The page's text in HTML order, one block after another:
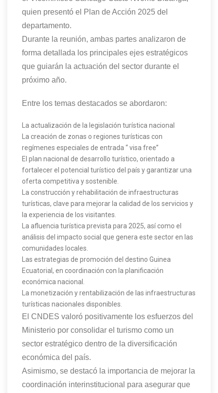
quien presentó el Plan de Acción 2025 del
departamento.
Durante la reunión, ambas partes analizaron de
forma detallada los principales ejes estratégicos
que guiarán la actuación del sector durante el
próximo año.
Entre los temas destacados se abordaron:
La actualización de la legislación turística nacional
La creación de zonas o regiones turísticas con
regímenes especiales de entrada “ visa free”
El plan nacional de desarrollo turístico, orientado a
fortalecer el potencial turístico del país y garantizar una
oferta competitiva y sostenible.
La construcción y rehabilitación de infraestructuras
turísticas, clave para mejorar la calidad de los servicios y
la experiencia de los visitantes.
La afluencia turística prevista para 2025, así como el
análisis del impacto social que genera este sector en las
comunidades locales.
Las estrategias de promoción del destino Guinea
Ecuatorial, en coordinación con la planificación
económica nacional.
La monetización y rentabilización de las infraestructuras
turísticas nacionales disponibles.
El CNDES valoró positivamente los esfuerzos del
Ministerio por consolidar el turismo como un
sector estratégico dentro de la diversificación
económica del país.
Asimismo, se destacó la importancia de mejorar la
coordinación interinstitucional para asegurar que